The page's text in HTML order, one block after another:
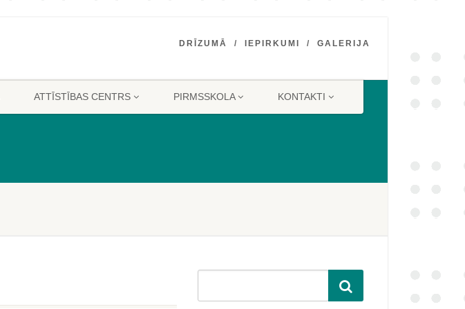
DRĪZUMĀ IEPIRKUMI GALERIJA
ATTĪSTĪBAS CENTRS PIRMSSKOLA KONTAKTI